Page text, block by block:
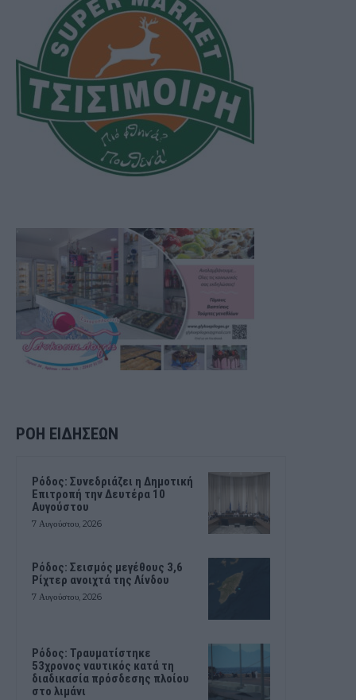
ΡΟΗ ΕΙΔΗΣΕΩΝ
Ρόδος: Συνεδριάζει η Δημοτική
Επιτροπή την Δευτέρα 10
Αυγούστου
7 Αυγούστου, 2026
Ρόδος: Σεισμός μεγέθους 3,6
Ρίχτερ ανοιχτά της Λίνδου
7 Αυγούστου, 2026
Ρόδος: Τραυματίστηκε
53χρονος ναυτικός κατά τη
διαδικασία πρόσδεσης πλοίου
στο λιμάνι